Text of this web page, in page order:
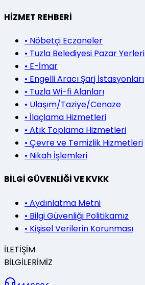
HİZMET REHBERİ
• Nöbetçi Eczaneler
• Tuzla Belediyesi Pazar Yerleri
• E-İmar
• Engelli Aracı Şarj İstasyonları
• Tuzla Wi-fi Alanları
• Ulaşım/Taziye/Cenaze
• İlaçlama Hizmetleri
• Atık Toplama Hizmetleri
• Çevre ve Temizlik Hizmetleri
• Nikah İşlemleri
BİLGİ GÜVENLİĞİ VE KVKK
• Aydınlatma Metni
• Bilgi Güvenliği Politikamız
• Kişisel Verilerin Korunması
İLETİŞİM
BİLGİLERİMİZ